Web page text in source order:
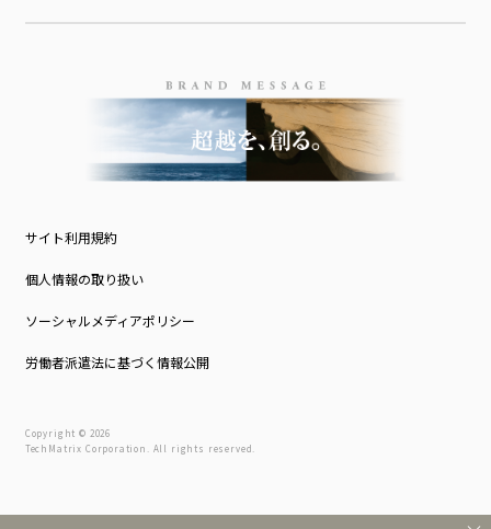
サイト利用規約
個人情報の取り扱い
ソーシャルメディアポリシー
労働者派遣法に基づく情報公開
Copyright © 2026
TechMatrix Corporation. All rights reserved.